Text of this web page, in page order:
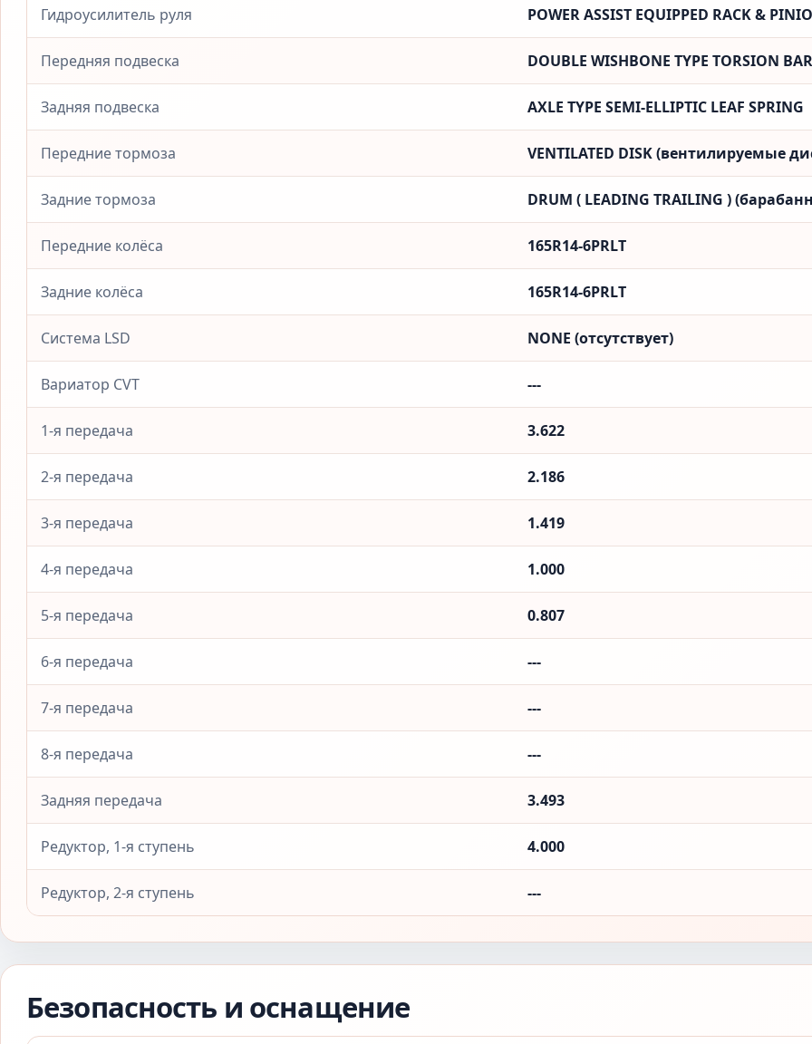
Гидроусилитель руля POWER ASSIST EQUIPPED RACK &
Передняя подвеска DOUBLE WISHBONE TYPE TORSION
Задняя подвеска AXLE TYPE SEMI-ELLIPTIC LEAF SPRING
Передние тормоза VENTILATED DISK (вентилируемые
Задние тормоза DRUM ( LEADING TRAILING )
Передние колёса 165R14-6PRLT
Задние колёса 165R14-6PRLT
Система LSD NONE (отсутствует)
Вариатор CVT ---
1-я передача 3.622
2-я передача 2.186
3-я передача 1.419
4-я передача 1.000
5-я передача 0.807
6-я передача ---
7-я передача ---
8-я передача ---
Задняя передача 3.493
Редуктор, 1-я ступень 4.000
Редуктор, 2-я ступень ---
Безопасность и оснащение